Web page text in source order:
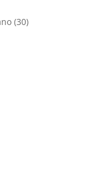
(30)